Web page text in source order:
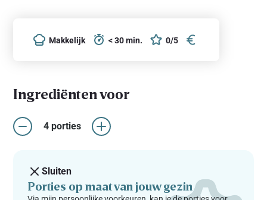
Makkelijk < 30 min. 0/5
Ingrediënten voor
4 porties
Sluiten
Porties op maat van jouw gezin